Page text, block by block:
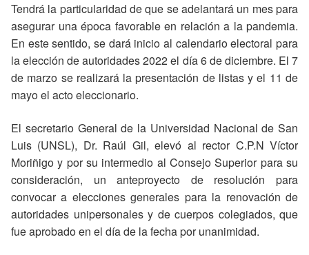
Tendrá la particularidad de que se adelantará un mes para
asegurar una época favorable en relación a la pandemia.
En este sentido, se dará inicio al calendario electoral para
la elección de autoridades 2022 el día 6 de diciembre. El 7
de marzo se realizará la presentación de listas y el 11 de
mayo el acto eleccionario.
El secretario General de la Universidad Nacional de San
Luis (UNSL), Dr. Raúl Gil, elevó al rector C.P.N Víctor
Moriñigo y por su intermedio al Consejo Superior para su
consideración, un anteproyecto de resolución para
convocar a elecciones generales para la renovación de
autoridades unipersonales y de cuerpos colegiados, que
fue aprobado en el día de la fecha por unanimidad.